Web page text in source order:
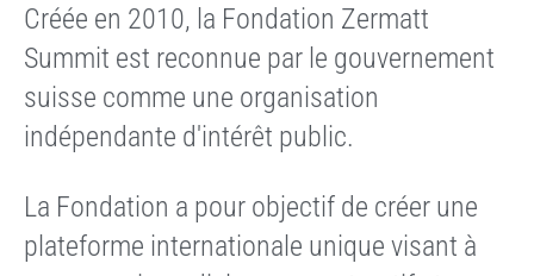
Créée en 2010, la Fondation Zermatt
Summit est reconnue par le gouvernement
suisse comme une organisation
indépendante d'intérêt public.
La Fondation a pour objectif de créer une
plateforme internationale unique visant à